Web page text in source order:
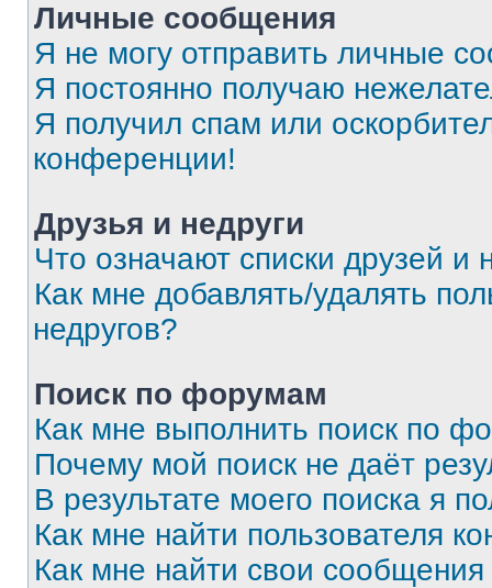
Личные сообщения
Я не могу отправить личные
Я постоянно получаю
Я получил спам или
конференции!
Друзья и недруги
Что означают списки друзей и
Как мне добавлять/удалять
недругов?
Поиск по форумам
Как мне выполнить поиск по
Почему мой поиск не даёт
В результате моего поиска я
Как мне найти пользователя
Как мне найти свои